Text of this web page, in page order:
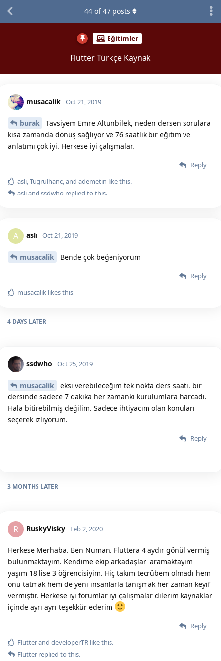
Eğitimler
Flutter Türkçe Kaynak
44 of47 posts
musacalik Oct 21, 2019
burak
Tavsiyem Emre Altunbilek, neden dersen sorulara
kısa zamanda dönüş sağlıyor ve 76 saatlik bir eğitim ve
anlatımı çok iyi. Herkese iyi çalışmalar.
Reply
asli,Tugrulhanc, and ademetin like this.
asliand ssdwho replied to this.
A asli Oct 21, 2019
musacalik Bende çok beğeniyorum
Reply
musacalik likes this.
4 DAYS LATER
ssdwho Oct 25, 2019
musacalik
eksi verebileceğim tek nokta ders saati. bir
dersinde sadece 7 dakika her zamanki kurulumlara harcadı.
Hala bitirebilmiş değilim. Sadece ihtiyacım olan konuları
seçerek izliyorum.
Reply
3 MONTHS LATER
R RuskyVisky Feb 2, 2020
Herkese Merhaba. Ben Numan. Fluttera 4 aydır gönül vermiş
bulunmaktayım. Kendime ekip arkadaşları aramaktayım
yaşım 18 lise 3 öğrencisiyim. Hiç takım tecrübem olmadı hem
onu tatmak hem de yeni insanlarla tanışmak her zaman keyif
vermiştir. Herkese iyi forumlar iyi çalışmalar dilerim kaynaklar
içinde ayrı ayrı teşekkür ederim
Reply
Flutterand developerTR like this.
Flutter replied to this.